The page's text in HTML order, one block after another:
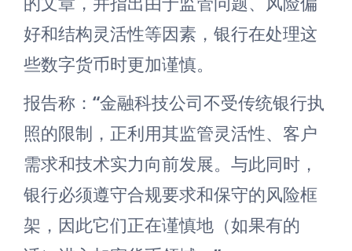
好和结构灵活性等因素，银行在处理这
些数字货币时更加谨慎。
报告称：“金融科技公司不受传统银行执
照的限制，正利用其监管灵活性、客户
需求和技术实力向前发展。与此同时，
银行必须遵守合规要求和保守的风险框
架，因此它们正在谨慎地（如果有的